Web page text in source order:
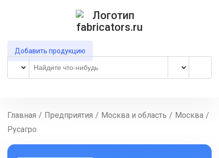
Добавить продукцию
Главная / Предприятия / Москва и область / Москва /
Русагро